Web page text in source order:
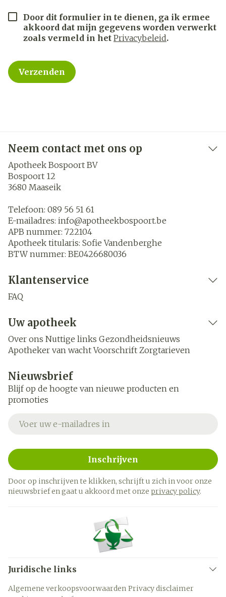
Door dit formulier in te dienen, ga ik ermee
akkoord dat mijn gegevens worden verwerkt
zoals vermeld in het Privacybeleid.
Verzenden
Neem contact met ons op
Apotheek Bospoort BV
Bospoort 12
3680 Maaseik
Telefoon: 089 56 51 61
E-mailadres: info@apotheekbospoort.be
APB nummer: 722104
Apotheek titularis: Sofie Vandenberghe
BTW nummer: BE0426680036
Klantenservice
FAQ
Uw apotheek
Over ons Nuttige links Gezondheidsnieuws
Apotheker van wacht Voorschrift Zorgtarieven
Nieuwsbrief
Blijf op de hoogte van nieuwe producten en
promoties
Inschrijven
Door op inschrijven te klikken, schrijft u zich in voor onze
nieuwsbrief en gaat u akkoord met onze privacy policy.
Juridische links
Algemene verkoopsvoorwaarden Privacy disclaimer